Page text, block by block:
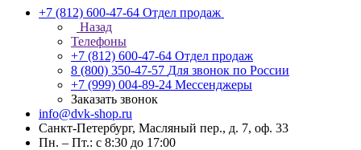
+7 (812) 600-47-64 Отдел продаж
Назад
Телефоны
+7 (812) 600-47-64 Отдел продаж
8 (800) 350-47-57 Для звонок по России
+7 (999) 004-89-24 Мессенджеры
Заказать звонок
info@dvk-shop.ru
Санкт-Петербург, Масляный пер., д. 7, оф. 33
Пн. – Пт.: с 8:30 до 17:00